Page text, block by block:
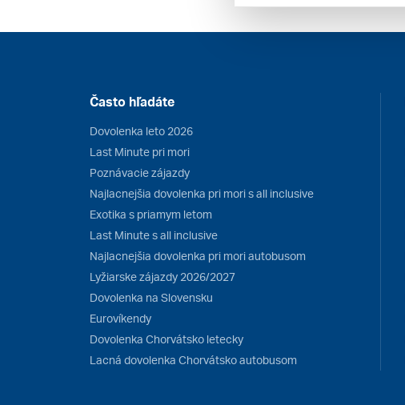
Často hľadáte
Dovolenka leto 2026
Last Minute pri mori
Poznávacie zájazdy
Najlacnejšia dovolenka pri mori s all inclusive
Exotika s priamym letom
Last Minute s all inclusive
Najlacnejšia dovolenka pri mori autobusom
Lyžiarske zájazdy 2026/2027
Dovolenka na Slovensku
Eurovíkendy
Dovolenka Chorvátsko letecky
Lacná dovolenka Chorvátsko autobusom